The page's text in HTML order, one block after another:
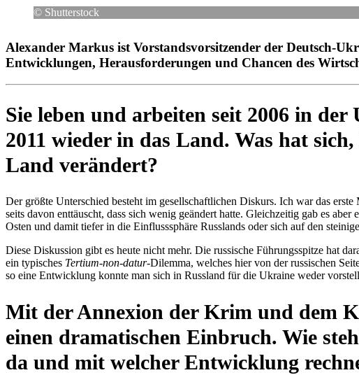
© Shut­ter­stock
Alex­an­der Markus ist Vor­stands­vor­sit­zen­der der Deutsch-
Ent­wick­lun­gen, Her­aus­for­de­run­gen und Chancen des
Sie leben und arbei­ten seit 2006 in
2011 wieder in das Land. Was hat
Land verändert?
Der größte Unter­schied besteht im gesell­schaft­li­chen Diskurs. Ich war das
seits davon ent­täuscht, dass sich wenig geän­dert hatte. Gleich­zei­tig gab es
Osten und damit tiefer in die Ein­fluss­sphäre Russ­lands oder sich auf den
Diese Dis­kus­sion gibt es heute nicht mehr. Die rus­si­sche Füh­rungs­spitze hat
ein typi­sches Tertium-non-datur-Dilemma, welches hier von der rus­si­schen
so eine Ent­wick­lung konnte man sich in Russ­land für die Ukraine weder
Mit der Anne­xion der Krim und dem
einen dra­ma­ti­schen Ein­bruch. Wie
da und mit welcher Ent­wick­lung